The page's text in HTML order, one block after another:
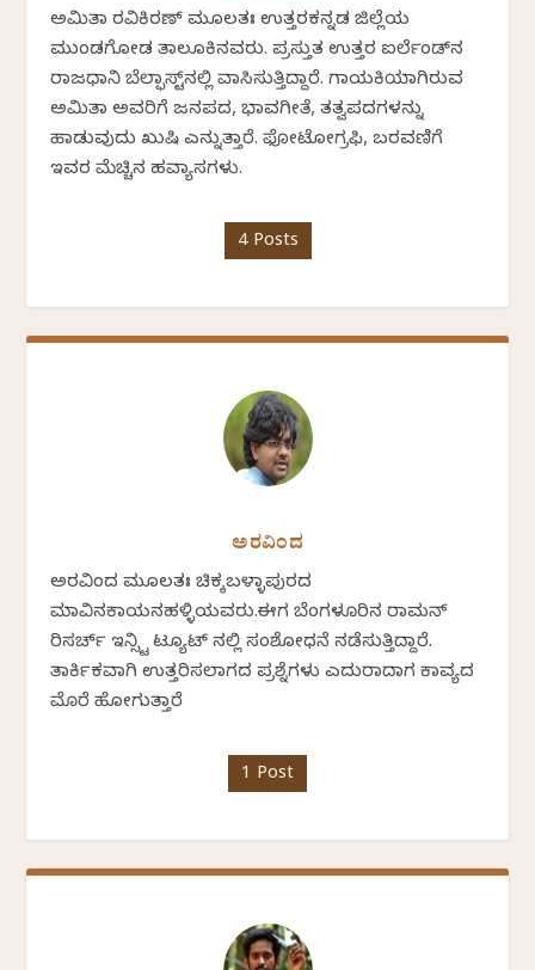
ಅಮಿತಾ ರವಿಕಿರಣ್ ಮೂಲತಃ ಉತ್ತರಕನ್ನಡ ಜಿಲ್ಲೆಯ
ಮುಂಡಗೋಡ ತಾಲೂಕಿನವರು. ಪ್ರಸ್ತುತ ಉತ್ತರ ಐರ್ಲೆಂಡ್‌ನ
ರಾಜಧಾನಿ ಬೆಲ್ಫಾಸ್ಟ್‌ನಲ್ಲಿ ವಾಸಿಸುತ್ತಿದ್ದಾರೆ. ಗಾಯಕಿಯಾಗಿರುವ
ಅಮಿತಾ ಅವರಿಗೆ ಜನಪದ, ಭಾವಗೀತೆ, ತತ್ವಪದಗಳನ್ನು
ಹಾಡುವುದು ಖುಷಿ ಎನ್ನುತ್ತಾರೆ. ಫೋಟೋಗ್ರಫಿ, ಬರವಣಿಗೆ
ಇವರ ಮೆಚ್ಚಿನ ಹವ್ಯಾಸಗಳು.
4 Posts
ಅರವಿಂದ
ಅರವಿಂದ ಮೂಲತಃ ಚಿಕ್ಕಬಳ್ಳಾಪುರದ
ಮಾವಿನಕಾಯನಹಳ್ಳಿಯವರು.ಈಗ ಬೆಂಗಳೂರಿನ ರಾಮನ್
ರಿಸರ್ಚ್ ಇನ್ಸ್ಟಿ ಟ್ಯೂಟ್ ನಲ್ಲಿ ಸಂಶೋಧನೆ ನಡೆಸುತ್ತಿದ್ದಾರೆ.
ತಾರ್ಕಿಕವಾಗಿ ಉತ್ತರಿಸಲಾಗದ ಪ್ರಶ್ನೆಗಳು ಎದುರಾದಾಗ ಕಾವ್ಯದ
ಮೊರೆ ಹೋಗುತ್ತಾರೆ
1 Post